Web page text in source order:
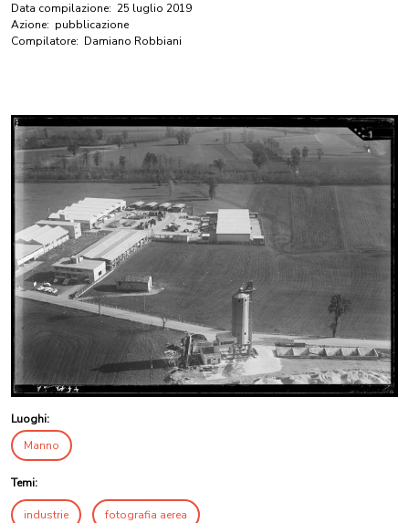
Data compilazione: 25 luglio 2019
Azione: pubblicazione
Compilatore: Damiano Robbiani
Luoghi:
Manno
Temi:
industrie fotografia aerea